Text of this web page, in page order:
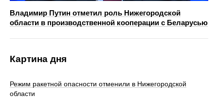
Владимир Путин отметил роль Нижегородской
области в производственной кооперации с Беларусью
Картина дня
Режим ракетной опасности отменили в Нижегородской
области